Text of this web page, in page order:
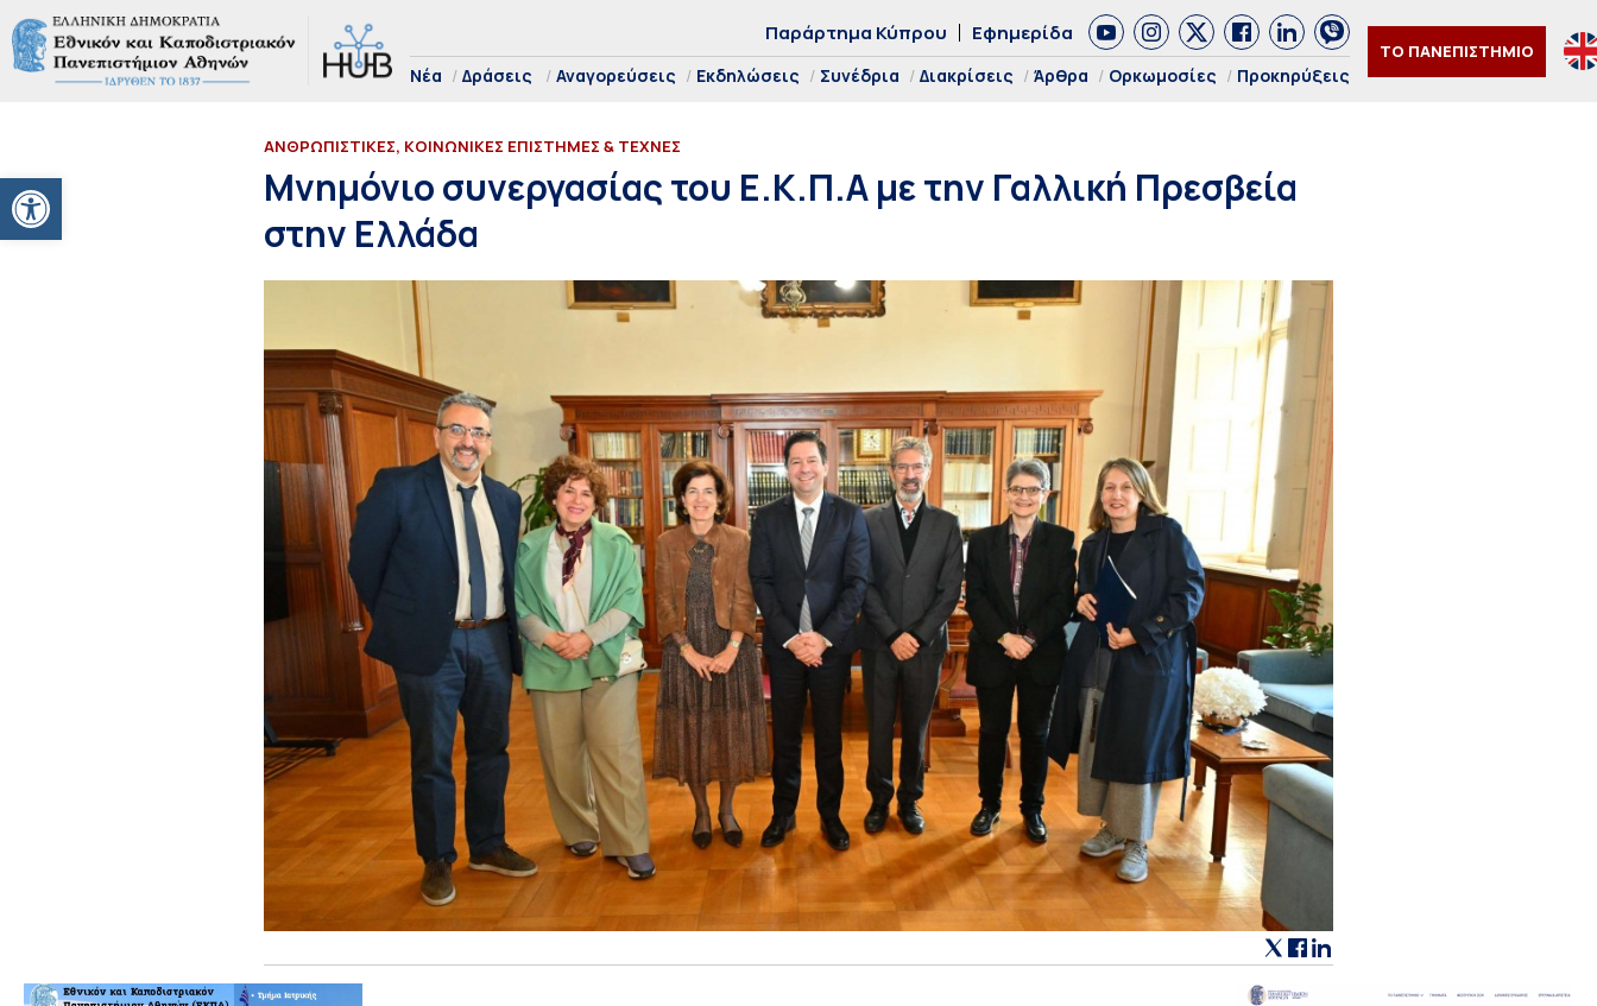
Ανοίξτε τη γραμμή εργαλείων
Παράρτημα Κύπρου Εφημερίδα
Νέα Δράσεις Αναγορεύσεις Εκδηλώσεις Συνέδρια Διακρίσεις Άρθρα Ορκωμοσίες Προκηρύξεις
ΤΟ ΠΑΝΕΠΙΣΤΗΜΙΟ
ΑΝΘΡΩΠΙΣΤΙΚΕΣ, ΚΟΙΝΩΝΙΚΕΣ ΕΠΙΣΤΗΜΕΣ & ΤΕΧΝΕΣ
Μνημόνιο συνεργασίας του Ε.Κ.Π.Α με την Γαλλική Πρεσβεία
στην Ελλάδα